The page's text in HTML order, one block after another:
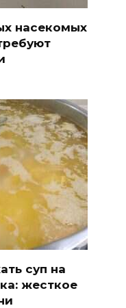
насекомых
суп на
жесткое